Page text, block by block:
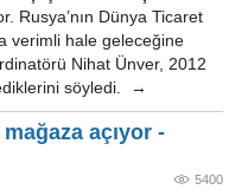
Rusya’nın Dünya Ticaret
verimli hale geleceğine
Nihat Ünver, 2012
söyledi. →
açıyor -
5400